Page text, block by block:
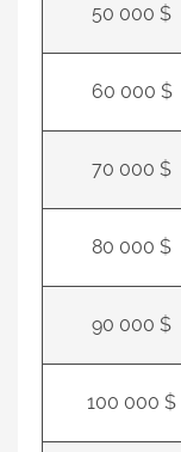
50 000 $
60 000 $
70 000 $
80 000 $
90 000 $
100 000 $